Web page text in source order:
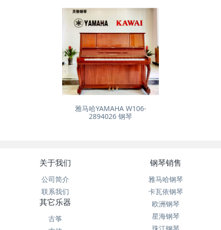
雅马哈YAMAHA W106-
2894026 钢琴
关于我们
公司简介
联系我们
钢琴销售
雅马哈钢琴
卡瓦依钢琴
欧洲钢琴
星海钢琴
其它乐器
古筝